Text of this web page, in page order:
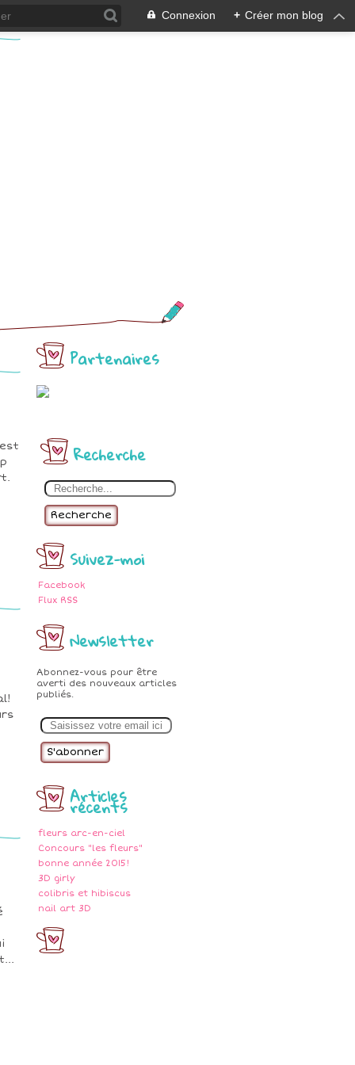
Connexion + Créer mon blog
Partenaires
Recherche
Recherche
Suivez-moi
Facebook
Flux RSS
Newsletter
Abonnez-vous pour être
averti des nouveaux articles
publiés.
m
Articles
récents
fleurs arc-en-ciel
Concours "les fleurs"
bonne année 2015!
3D girly
colibris et hibiscus
nail art 3D